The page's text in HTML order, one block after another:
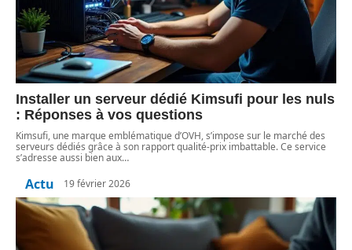
Installer un serveur dédié Kimsufi pour les nuls
: Réponses à vos questions
Kimsufi, une marque emblématique d’OVH, s’impose sur le marché des
serveurs dédiés grâce à son rapport qualité-prix imbattable. Ce service
s’adresse aussi bien aux…
Actu 19 février 2026